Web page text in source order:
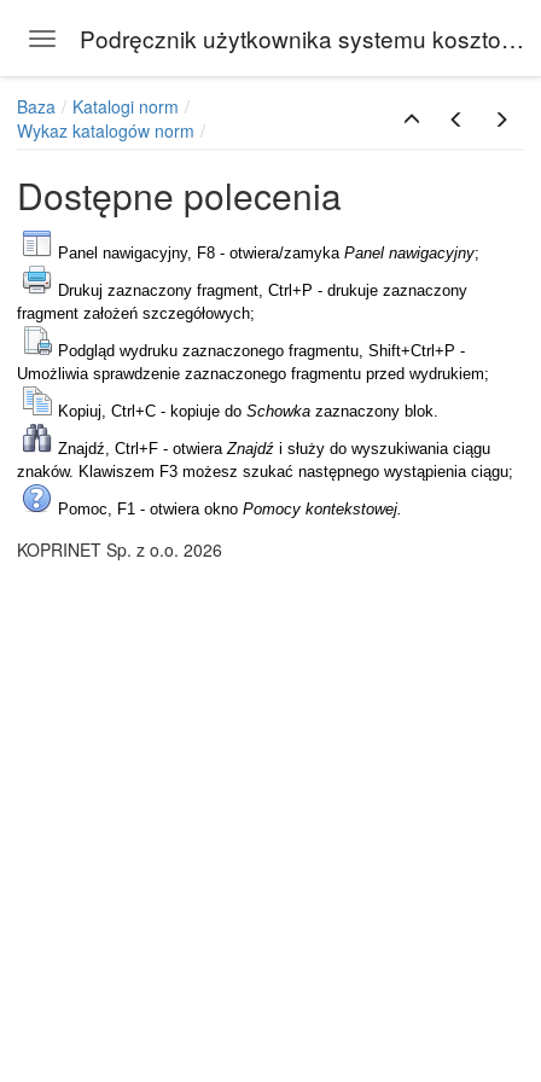
Toggle navigation Podręcznik użytkownika systemu kosztorysowego Rodos
do kosztorysu
Baza
Katalogi norm
Wykaz katalogów norm
Dostępne polecenia
Panel nawigacyjny, F8 - otwiera/zamykaPanel nawigacyjny;
Drukuj zaznaczony fragment, Ctrl+P - drukuje zaznaczony
fragment założeń szczegółowych;
Podgląd wydruku zaznaczonego fragmentu, Shift+Ctrl+P -
Umożliwia sprawdzenie zaznaczonego fragmentu przed wydrukiem;
Kopiuj, Ctrl+C - kopiuje do Schowka zaznaczony blok.
Znajdź, Ctrl+F - otwieraZnajdź i służy do wyszukiwania ciągu
znaków. Klawiszem F3 możesz szukać następnego wystąpienia ciągu;
Pomoc, F1 - otwiera okno Pomocy kontekstowej.
KOPRINET Sp. z o.o. 2026